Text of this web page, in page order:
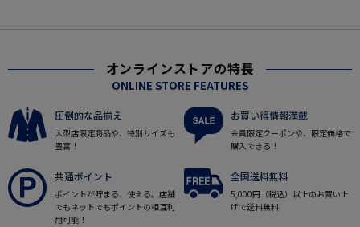
オンラインストアの特長
ONLINE STORE FEATURES
圧倒的な品揃え
大型店限定商品や、特別サイズも
豊富！
お買い得情報満載
会員限定クーポンや、限定価格で
購入できる！
共通ポイント
ポイントが貯まる、使える。店舗
でもネットでもポイントの相互利
用可能！
全国送料無料
5,000円（税込）以上のお買い上
げで送料無料